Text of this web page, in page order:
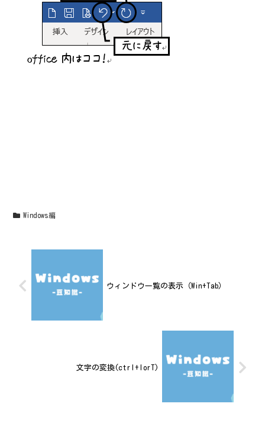
Windows編
ウィンドウ一覧の表示（Win+Tab）
文字の変換(ctrl+IorT)